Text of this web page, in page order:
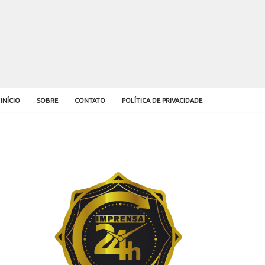
INÍCIO SOBRE CONTATO POLÍTICA DE PRIVACIDADE